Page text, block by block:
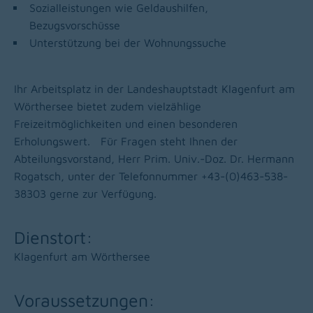
Sozialleistungen wie Geldaushilfen,
Bezugsvorschüsse
Unterstützung bei der Wohnungssuche
Ihr Arbeitsplatz in der Landeshauptstadt Klagenfurt am
Wörthersee bietet zudem vielzählige
Freizeitmöglichkeiten und einen besonderen
Erholungswert.
Für Fragen steht Ihnen der
Abteilungsvorstand, Herr Prim. Univ.-Doz. Dr. Hermann
Rogatsch, unter der Telefonnummer +43-(0)463-538-
38303 gerne zur Verfügung.
Dienstort:
Klagenfurt am Wörthersee
Voraussetzungen: